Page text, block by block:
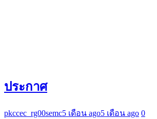
ประกาศ
pkccec_rg00semc5 เดือน ago5 เดือน ago 0